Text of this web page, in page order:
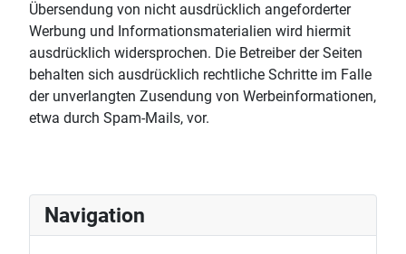
Übersendung von nicht ausdrücklich angeforderter
Werbung und Informationsmaterialien wird hiermit
ausdrücklich widersprochen. Die Betreiber der Seiten
behalten sich ausdrücklich rechtliche Schritte im Falle
der unverlangten Zusendung von Werbeinformationen,
etwa durch Spam-Mails, vor.
Navigation